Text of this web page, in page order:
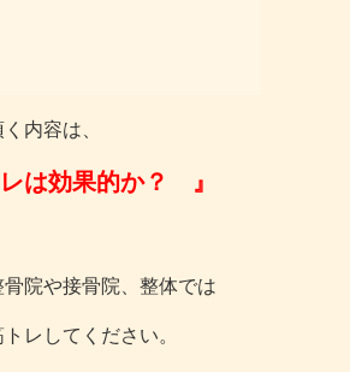
内容は、
は効果的か？ 』
院や接骨院、整体では
レしてください。